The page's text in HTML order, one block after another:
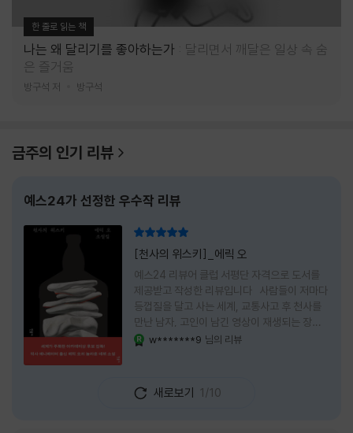
한 줄로 읽는 책
나는 왜 달리기를 좋아하는가
달리면서 깨달은 일상 속 숨
은 즐거움
방구석 저 방구석
금주의 인기 리뷰
예스24가 선정한 우수작 리뷰
[천사의 위스키]_에릭 오
예스24 리뷰어 클럽 서평단 자격으로 도서를
제공받고 작성한 리뷰입니다 사람들이 저마다
등껍질을 달고 사는 세계, 교통사고 후 천사를
만난 남자, 고인이 남긴 영상이 재생되는 장례
식장에서 똥을 싼 개. 이 책에는 몇 줄만 읽어도
넘어가 있었다. 소설을 읽으면서 잘 만든 단편
애니메이션 여러 편을 차례로 보는 기분이 들었
w*******9 님의 리뷰
새로보기 1/10